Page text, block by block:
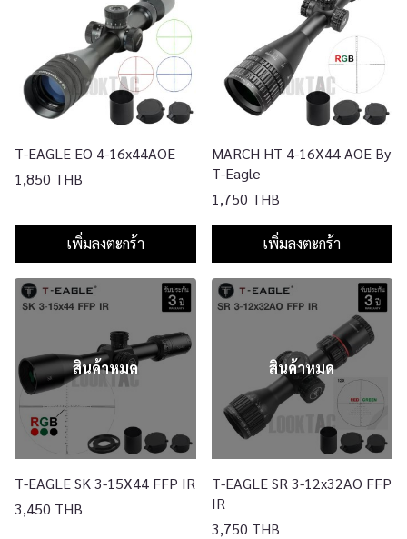
T-EAGLE EO 4-16x44AOE
1,850 THB
เพิ่มลงตะกร้า
MARCH HT 4-16X44 AOE By
T-Eagle
1,750 THB
เพิ่มลงตะกร้า
สินค้าหมด
T-EAGLE SK 3-15X44 FFP IR
3,450 THB
สินค้าหมด
T-EAGLE SR 3-12x32AO FFP
IR
3,750 THB